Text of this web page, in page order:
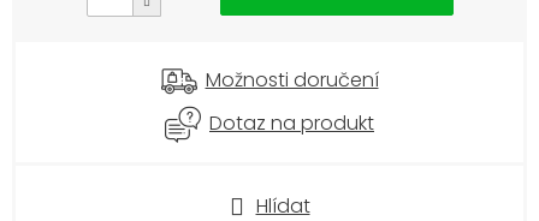
Hlídat
Možnosti doručení
Dotaz na produkt